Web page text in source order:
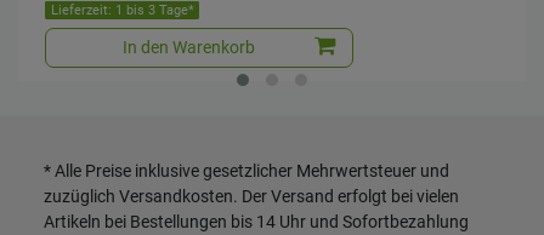
Lieferzeit: 1 bis 3 Tage*
In den Warenkorb
* Alle Preise inklusive gesetzlicher Mehrwertsteuer und
zuzüglich Versandkosten. Der Versand erfolgt bei vielen
Artikeln bei Bestellungen bis 14 Uhr und Sofortbezahlung